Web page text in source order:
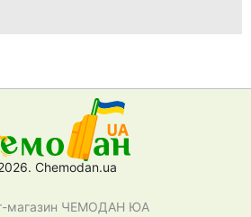
Chemodan.ua
магазин ЧЕМОДАН ЮА